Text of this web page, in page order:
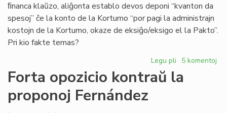
ﬁnanca klaŭzo, aliĝonta establo devos deponi “kvanton da
spesoj” ĉe la konto de la Kortumo “por pagi la administrajn
kostojn de la Kortumo, okaze de eksiĝo/eksigo el la Pakto”.
Pri kio fakte temas?
Legu pli pri
estonta
5 komentoj
Forta opozicio kontraŭ la
proponoj Fernández